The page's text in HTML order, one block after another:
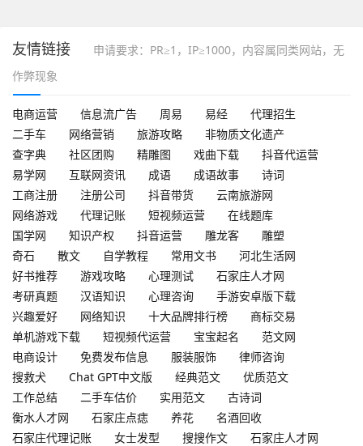
友情链接
申请要求：PR≥1，IP≥1000，内容属同类网站，无
作弊现象
电商运营 信息流广告 周易 易经
代理招生
二手车
网络营销 旅游攻略
非物质文化遗产
查字典
社区团购 精雕图 戏曲下载
抖音代运营
易学网
互联网资讯 成语 成语故事
诗词
工商注册
注册公司 抖音带货
云南旅游网
网络游戏
代理记账 短视频运营
在线题库
国学网
知识产权 抖音运营 雕龙客
雕塑
奇石
散文 自学教程 常用文书
河北生活网
好书推荐
游戏攻略 心理测试
石家庄人才网
考研真题
汉语知识 心理咨询
手游安卓版下载
兴趣爱好
网络知识 十大品牌排行榜
商标交易
单机游戏下载
短视频代运营 宝宝起名
范文网
电商设计
免费发布信息 服装服饰
律师咨询
搜救犬
Chat GPT中文版 经典范文
优质范文
工作总结
二手车估价 实用范文
古诗词
衡水人才网
石家庄点痣 养花
名酒回收
石家庄代理记账
女士发型 搜搜作文
石家庄人才网